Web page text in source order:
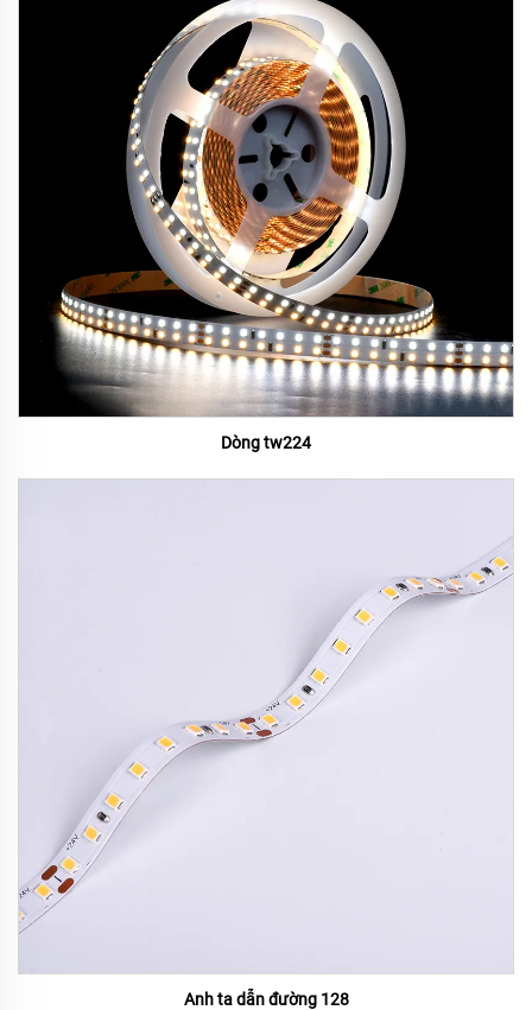
Dòng tw224
Anh ta dẫn đường 128